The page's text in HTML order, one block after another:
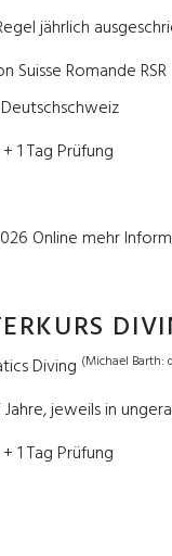
jährlich
Suisse Romande RSR
1 Tag Prüfung
Online mehr
Diving (Michael Barth:
jeweils in
1 Tag Prüfung